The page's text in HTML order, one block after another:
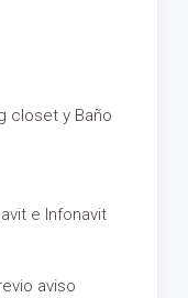
closet y Baño
e Infonavit
aviso